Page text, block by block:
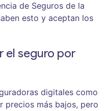
de Seguros de la
esto y aceptan los
el seguro por
digitales como
precios más bajos, pero